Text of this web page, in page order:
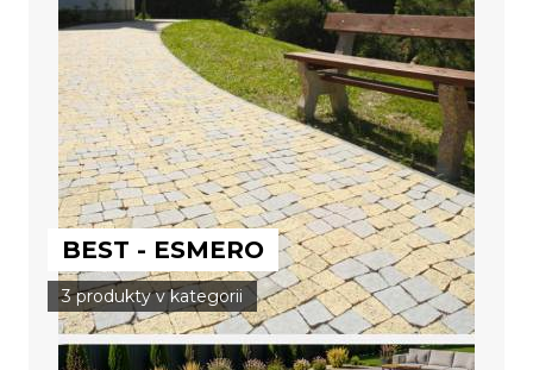
BEST - ESMERO
3 produkty v kategorii